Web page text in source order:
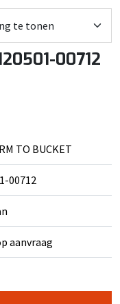
00712
TO BUCKET
00712
aanvraag